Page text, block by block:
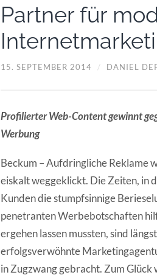
Partner für
15. SEPTEMBER 2014 / DANIEL
Profilierter Web-Content gewinnt
Werbung
Beckum – Aufdringliche Reklame
eiskalt weggeklickt. Die Zeiten, in
Kunden die stumpfsinnige
penetranten Werbebotschaften
ergehen lassen mussten, sind
erfolgsverwöhnte
in Zugzwang gebracht. Zum Glück